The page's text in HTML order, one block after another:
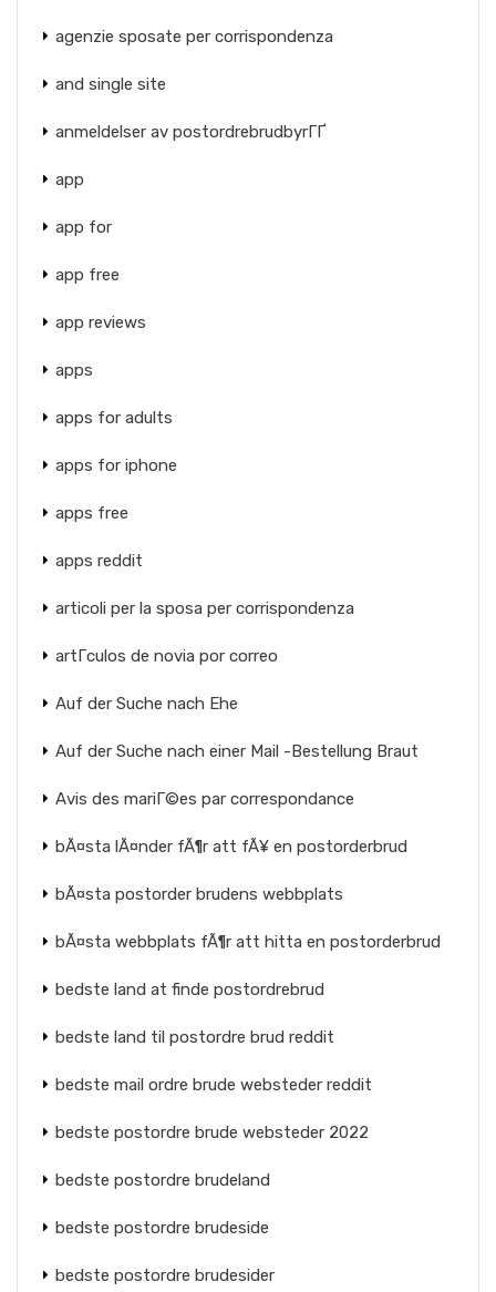
agenzie sposate per corrispondenza
and single site
anmeldelser av postordrebrudbyrГҐ
app
app for
app free
app reviews
apps
apps for adults
apps for iphone
apps free
apps reddit
articoli per la sposa per corrispondenza
artГ­culos de novia por correo
Auf der Suche nach Ehe
Auf der Suche nach einer Mail -Bestellung Braut
Avis des mariГ©es par correspondance
bÃ¤sta lÃ¤nder fÃ¶r att fÃ¥ en postorderbrud
bÃ¤sta postorder brudens webbplats
bÃ¤sta webbplats fÃ¶r att hitta en postorderbrud
bedste land at finde postordrebrud
bedste land til postordre brud reddit
bedste mail ordre brude websteder reddit
bedste postordre brude websteder 2022
bedste postordre brudeland
bedste postordre brudeside
bedste postordre brudesider